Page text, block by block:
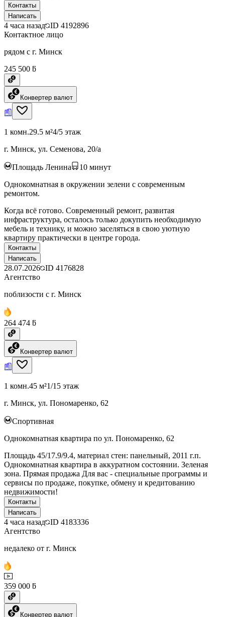
Контакты
Написать
4 часа назад ID 4192896
Контактное лицо
рядом с г. Минск
245 500 ƃ
Конвертер валют
1 комн.29.5 м²4/5 этаж
г. Минск, ул. Семенова, 20/а
Площадь Ленина 10 минут
Однокомнатная в окружении зелени с современным
ремонтом.
Когда всё готово. Современный ремонт, развитая
инфраструктура, осталось только докупить необходимую
мебель и технику, и можно заселяться в свою уютную
квартиру практически в центре города.
Контакты
Написать
28.07.2026 ID 4176828
Агентство
поблизости с г. Минск
264 474 ƃ
Конвертер валют
1 комн.45 м²1/15 этаж
г. Минск, ул. Пономаренко, 62
Спортивная
Однокомнатная квартира по ул. Пономаренко, 62
Площадь 45/17.9/9.4, материал стен: панельный, 2011 г.п.
Однокомнатная квартира в аккуратном состоянии. Зеленая
зона. Прямая продажа Для вас - специальные программы и
сервисы по продаже, покупке, обмену и кредитованию
недвижимости!
Контакты
Написать
4 часа назад ID 4183336
Агентство
недалеко от г. Минск
359 000 ƃ
Конвертер валют